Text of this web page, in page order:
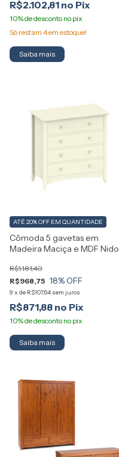
R$2.102,81
Só restam 4em estoque!
Cômoda 5 gavetas em
Madeira Maciça e MDF Nido
R$968,75
R$1.181,40
18% OFF
9 x de R$107,64 sem juros
ATÉ 20% OFF EM QUANTIDADE
R$871,88